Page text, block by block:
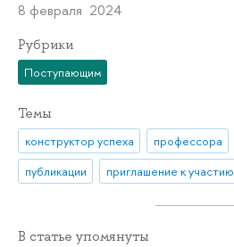
8 февраля 2024
Рубрики
Поступающим
Темы
конструктор успеха профессора
публикации
приглашение к участию
В статье упомянуты